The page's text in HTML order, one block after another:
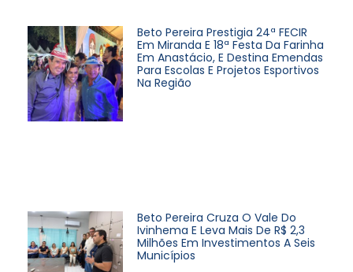
Beto Pereira Prestigia 24ª FECIR
Em Miranda E 18ª Festa Da Farinha
Em Anastácio, E Destina Emendas
Para Escolas E Projetos Esportivos
Na Região
Beto Pereira Cruza O Vale Do
Ivinhema E Leva Mais De R$ 2,3
Milhões Em Investimentos A Seis
Municípios